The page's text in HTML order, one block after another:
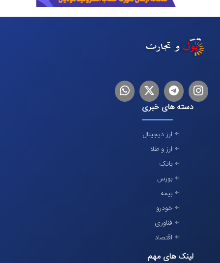
اینستاگرام
تلگرام توییترلینکدین
دسته های خبری
ارز دیجیتال
ارز و طلا
بانک
بورس
بیمه
خودرو
فناوری
اقتصاد
لینک های مهم